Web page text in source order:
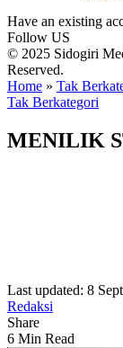
Have an existing
Follow US
© 2025 Sidogiri
Reserved.
Home » Tak
Tak Berkategori
MENILIK
Last updated: 8
Redaksi
Share
6 Min Read